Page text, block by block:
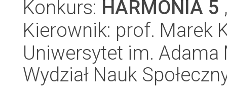
Konkurs: HARMONIA 5
Kierownik: prof. Marek
Uniwersytet im.
Wydział Nauk